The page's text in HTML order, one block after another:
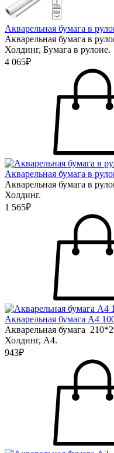
Акварельная бумага в
Акварельная бумага в
Холдинг, Бумага в рулоне.
4 065₽
Акварельная бумага в
Акварельная бумага в
Холдинг.
1 565₽
Акварельная бумага А4
Акварельная бумага
Холдинг, А4.
943₽